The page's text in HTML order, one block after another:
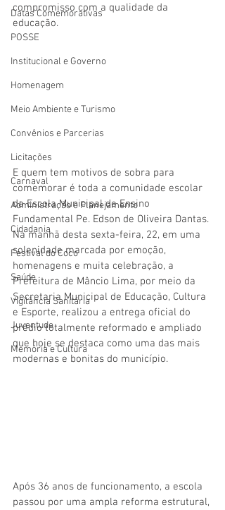
Datas Comemorativas
POSSE
Institucional e Governo
Homenagem
Meio Ambiente e Turismo
Convênios e Parcerias
Licitações
Carnaval
Administração e Planejamento
Cidadania
Festival do Coco
Saúde
Vigilãncia Sanitária
Juventude
Memória e Cultura
compromisso com a qualidade da
educação.
E quem tem motivos de sobra para
comemorar é toda a comunidade escolar
da Escola Municipal de Ensino
Fundamental Pe. Edson de Oliveira Dantas.
Na manhã desta sexta-feira, 22, em uma
solenidade marcada por emoção,
homenagens e muita celebração, a
Prefeitura de Mâncio Lima, por meio da
Secretaria Municipal de Educação, Cultura
e Esporte, realizou a entrega oficial do
prédio totalmente reformado e ampliado
que hoje se destaca como uma das mais
modernas e bonitas do município.
Após 36 anos de funcionamento, a escola
passou por uma ampla reforma estrutural,